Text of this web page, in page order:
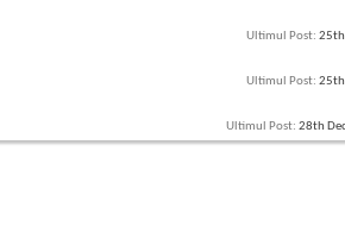
Ultimul Post: 25th
Ultimul Post: 25th
Ultimul Post: 28th